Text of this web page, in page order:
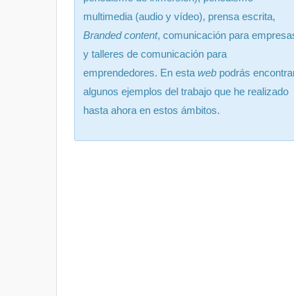
multimedia (audio y vídeo), prensa escrita,
Branded content, comunicación para
y talleres de comunicación para
emprendedores. En esta webpodrás
algunos ejemplos del trabajo que he realizado
hasta ahora en estos ámbitos.